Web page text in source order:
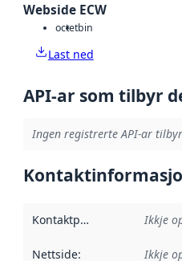
Webside ECW
octetbin
Last ned
API-ar som tilbyr
Ingen registrerte API-ar
Kontaktpunkt Ikkje
Nettside: Ikkje